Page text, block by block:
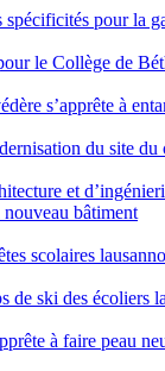
pour la
le Collège de
s’apprête à
du site
et
nouveau bâtiment
scolaires
de ski des écoliers
à faire peau